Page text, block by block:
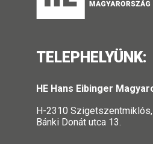
TELEPHELYÜNK:
HE Hans Eibinger
H-2310 Szigetszentmiklós,
Bánki Donát utca 13.